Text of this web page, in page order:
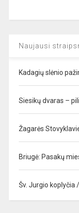
Naujausi
Kadagių slėnio
Siesikų dvaras –
Žagarės
Briugė: Pasakų
Šv. Jurgio koplyčia